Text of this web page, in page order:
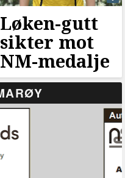
Løken-gutt
sikter mot
NM-medalje